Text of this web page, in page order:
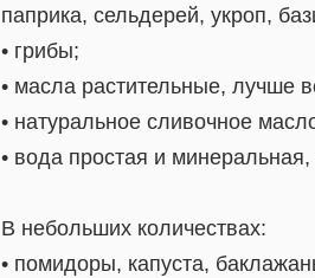
паприка, сельдерей, укроп,
• грибы;
• масла растительные, лучше
• натуральное сливочное
• вода простая и
В небольших количествах:
• помидоры, капуста,